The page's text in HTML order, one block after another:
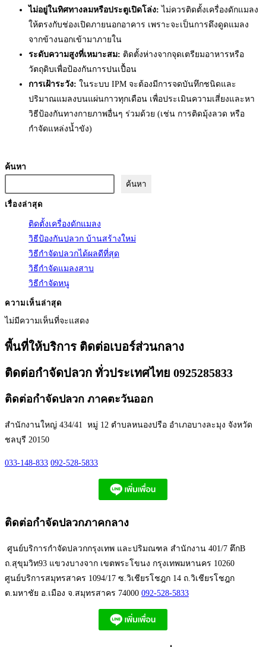
ไม่อยู่ในทิศทางลมหรือประตูเปิดโล่ง: ไม่ควรติดตั้งเครื่องดักแมลง
ให้ตรงกับช่องเปิดภายนอกอาคาร เพราะจะเป็นการดึงดูดแมลง
จากข้างนอกเข้ามาภายใน
ระดับความสูงที่เหมาะสม: ติดตั้งห่างจากจุดเตรียมอาหารหรือ
วัตถุดิบเพื่อป้องกันการปนเปื้อน
การเฝ้าระวัง: ในระบบ IPM จะต้องมีการจดบันทึกชนิดและ
ปริมาณแมลงบนแผ่นกาวทุกเดือน เพื่อประเมินความเสี่ยงและหา
วิธีป้องกันทางกายภาพอื่นๆ ร่วมด้วย (เช่น การติดมุ้งลวด หรือ
กำจัดแหล่งน้ำขัง)
ค้นหา
ค้นหา
เรื่องล่าสุด
ติดตั้งเครื่องดักแมลง
วิธีป้องกันปลวก บ้านสร้างใหม่
วิธีกำจัดปลวกได้ผลดีที่สุด
วิธีกำจัดแมลงสาบ
วิธีกำจัดหนู
ความเห็นล่าสุด
ไม่มีความเห็นที่จะแสดง
พี้นที่ให้บริการ ติดต่อเบอร์ส่วนกลาง
ติดต่อกำจัดปลวก ทั่วประเทศไทย 0925285833
ติดต่อกำจัดปลวก ภาคตะวันออก
สำนักงานใหญ่ 434/41 หมู่ 12 ตำบลหนองปรือ อำเภอบางละมุง จังหวัด
ชลบุรี 20150
033-148-833 092-528-5833
ติดต่อกำจัดปลวกภาคกลาง
ศูนย์บริการกำจัดปลวกกรุงเทพ และปริมณฑล สำนักงาน 401/7 ตึกB
ถ.สุขุมวิท93 แขวงบางจาก เขตพระโขนง กรุงเทพมหานคร 10260
ศูนย์บริการสมุทรสาคร 1094/17 ซ.วิเชียรโชฎก 14 ถ.วิเชียรโชฎก
ต.มหาชัย อ.เมือง จ.สมุทรสาคร 74000 092-528-5833